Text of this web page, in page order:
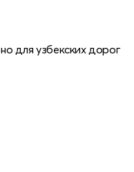
для узбекских дорог